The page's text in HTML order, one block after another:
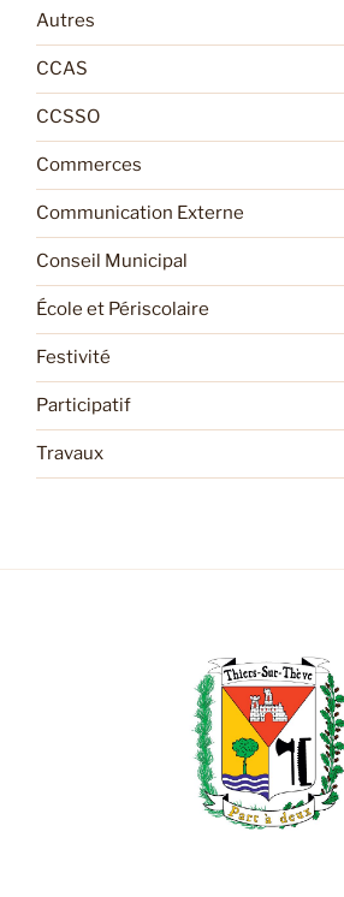
Autres
CCAS
CCSSO
Commerces
Communication Externe
Conseil Municipal
École et Périscolaire
Festivité
Participatif
Travaux